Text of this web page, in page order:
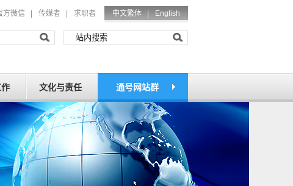
方微信 传媒者 求职者 中文繁体 | English
文化与责任 通号网站群